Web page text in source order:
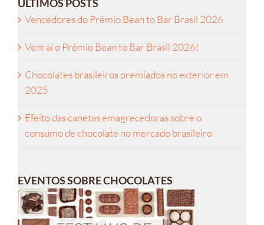
ÚLTIMOS POSTS
Vencedores do Prêmio Bean to Bar Brasil 2026
Vem aí o Prêmio Bean to Bar Brasil 2026!
Chocolates brasileiros premiados no exterior em
2025
Efeito das canetas emagrecedoras sobre o
consumo de chocolate no mercado brasileiro
EVENTOS SOBRE CHOCOLATES